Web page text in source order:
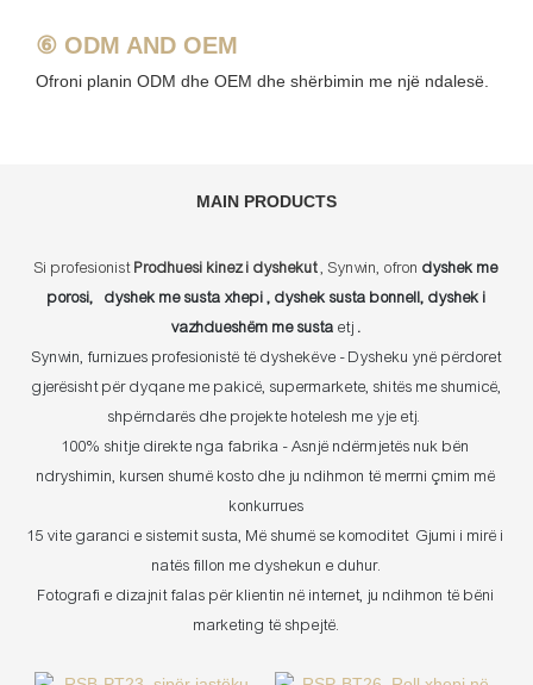
⑥ ODM AND OEM
Ofroni planin ODM dhe OEM dhe shërbimin me një ndalesë.
MAIN PRODUCTS
Si profesionistProdhuesi kinez i dyshekut, Synwin, ofron dyshek me
porosi​​​​​​​, dyshek me susta xhepi, dyshek susta bonnell, dyshek i
vazhdueshëm me susta etj .
Synwin, furnizues profesionistë të dyshekëve - Dysheku ynë përdoret
gjerësisht për dyqane me pakicë, supermarkete, shitës me shumicë,
shpërndarës dhe projekte hotelesh me yje etj.
100% shitje direkte nga fabrika - Asnjë ndërmjetës nuk bën
ndryshimin, kursen shumë kosto dhe ju ndihmon të merrni çmim më
konkurrues
15 vite garanci e sistemit susta, Më shumë se komoditet Gjumi i mirë i
natës fillon me dyshekun e duhur.
Fotografi e dizajnit falas për klientin në internet, ju ndihmon të bëni
marketing të shpejtë.